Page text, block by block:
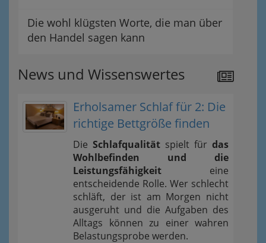
Die wohl klügsten Worte, die man über
den Handel sagen kann
News und Wissenswertes
Erholsamer Schlaf für 2: Die
richtige Bettgröße finden
Die Schlafqualität spielt für das
Wohlbefinden und die
Leistungsfähigkeit eine
entscheidende Rolle. Wer schlecht
schläft, der ist am Morgen nicht
ausgeruht und die Aufgaben des
Alltags können zu einer wahren
Belastungsprobe werden.